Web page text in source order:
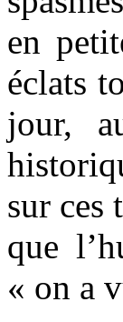
en
éclats
jour,
sur ces
que
« on a